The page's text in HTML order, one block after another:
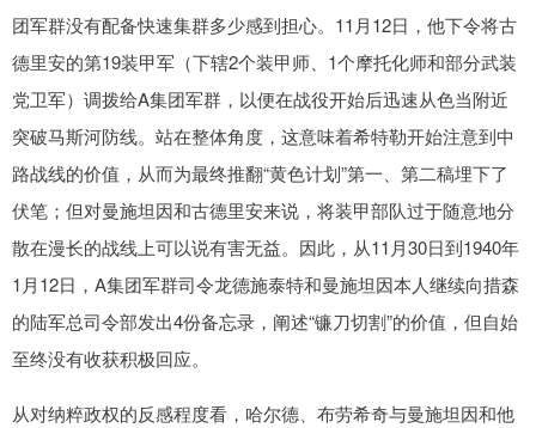
团军群没有配备快速集群多少感到担心。11月12日，他下令将古
德里安的第19装甲军（下辖2个装甲师、1个摩托化师和部分武装
党卫军）调拨给A集团军群，以便在战役开始后迅速从色当附近
突破马斯河防线。站在整体角度，这意味着希特勒开始注意到中
路战线的价值，从而为最终推翻“黄色计划”第一、第二稿埋下了
伏笔；但对曼施坦因和古德里安来说，将装甲部队过于随意地分
散在漫长的战线上可以说有害无益。因此，从11月30日到1940年
1月12日，A集团军群司令龙德施泰特和曼施坦因本人继续向措森
的陆军总司令部发出4份备忘录，阐述“镰刀切割”的价值，但自始
至终没有收获积极回应。
从对纳粹政权的反感程度看，哈尔德、布劳希奇与曼施坦因和他